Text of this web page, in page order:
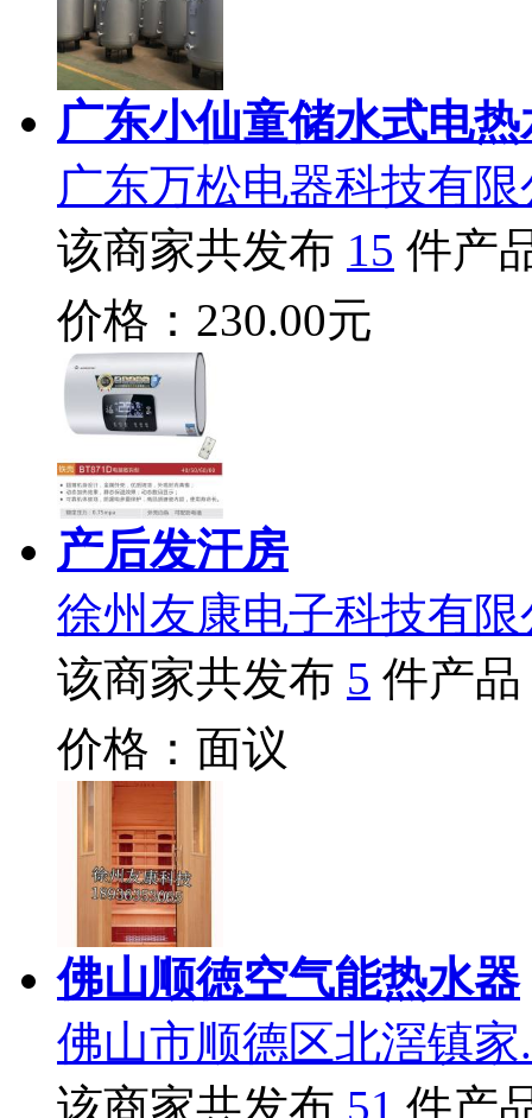
广东小仙童储水式电
广东万松电器科技有
该商家共发布 15 件产
价格：230.00元
产后发汗房
徐州友康电子科技有限
该商家共发布 5 件产品
价格：面议
佛山顺徳空气能热水器
佛山市顺德区北滘镇家
该商家共发布 51 件产